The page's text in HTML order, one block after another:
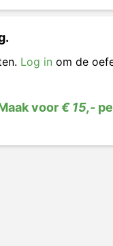
Log in om de
voor€ 15,-